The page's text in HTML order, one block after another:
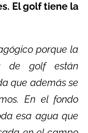
El golf tiene la
porque la
de golf están
que además se
En el fondo
esa agua que